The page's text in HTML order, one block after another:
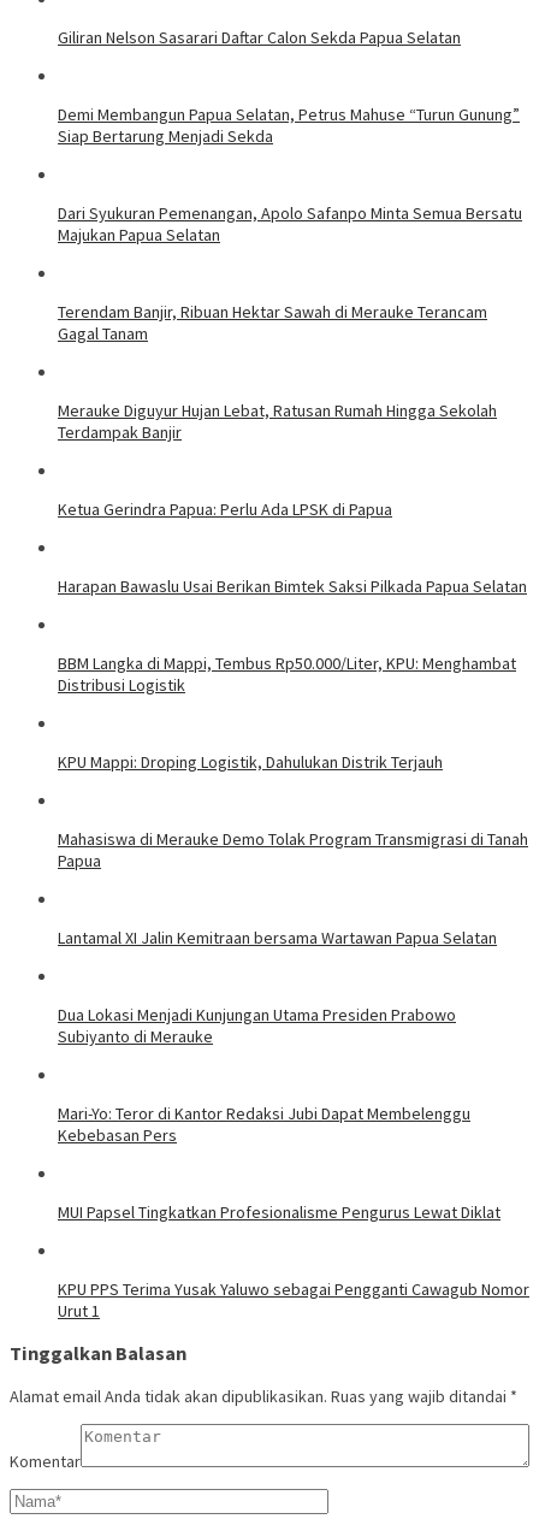
Giliran Nelson Sasarari Daftar Calon Sekda Papua Selatan
Demi Membangun Papua Selatan, Petrus Mahuse “Turun Gunung”
Siap Bertarung Menjadi Sekda
Dari Syukuran Pemenangan, Apolo Safanpo Minta Semua Bersatu
Majukan Papua Selatan
Terendam Banjir, Ribuan Hektar Sawah di Merauke Terancam
Gagal Tanam
Merauke Diguyur Hujan Lebat, Ratusan Rumah Hingga Sekolah
Terdampak Banjir
Ketua Gerindra Papua: Perlu Ada LPSK di Papua
Harapan Bawaslu Usai Berikan Bimtek Saksi Pilkada Papua Selatan
BBM Langka di Mappi, Tembus Rp50.000/Liter, KPU: Menghambat
Distribusi Logistik
KPU Mappi: Droping Logistik, Dahulukan Distrik Terjauh
Mahasiswa di Merauke Demo Tolak Program Transmigrasi di Tanah
Papua
Lantamal XI Jalin Kemitraan bersama Wartawan Papua Selatan
Dua Lokasi Menjadi Kunjungan Utama Presiden Prabowo
Subiyanto di Merauke
Mari-Yo: Teror di Kantor Redaksi Jubi Dapat Membelenggu
Kebebasan Pers
MUI Papsel Tingkatkan Profesionalisme Pengurus Lewat Diklat
KPU PPS Terima Yusak Yaluwo sebagai Pengganti Cawagub Nomor
Urut 1
Tinggalkan Balasan
Alamat email Anda tidak akan dipublikasikan. Ruas yang wajib ditandai *
Komentar